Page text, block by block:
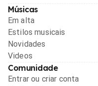
Músicas
Em alta
Estilos musicais
Novidades
Videos
Comunidade
Entrar ou criar conta